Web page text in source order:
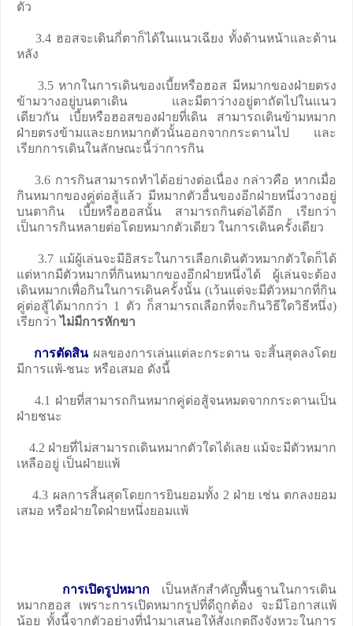
ตัว
3.4 ฮอสจะเดินกี่ตาก็ได้ในแนวเฉียง ทั้งด้านหน้าและด้าน
หลัง
3.5 หากในการเดินของเบี้ยหรือฮอส มีหมากของฝ่ายตรง
ข้ามวางอยู่บนตาเดิน และมีตาว่างอยู่ตาถัดไปในแนว
เดียวกัน เบี้ยหรือฮอสของฝ่ายที่เดิน สามารถเดินข้ามหมาก
ฝ่ายตรงข้ามและยกหมากตัวนั้นออกจากกระดานไป และ
เรียกการเดินในลักษณะนี้ว่าการกิน
3.6 การกินสามารถทำได้อย่างต่อเนื่อง กล่าวคือ หากเมื่อ
กินหมากของคู่ต่อสู้แล้ว มีหมากตัวอื่นของอีกฝ่ายหนึ่งวางอยู่
บนตากิน เบี้ยหรือฮอสนั้น สามารถกินต่อได้อีก เรียกว่า
เป็นการกินหลายต่อโดยหมากตัวเดียว ในการเดินครั้งเดียว
3.7 แม้ผู้เล่นจะมีอิสระในการเลือกเดินตัวหมากตัวใดก็ได้
แต่หากมีตัวหมากที่กินหมากของอีกฝ่ายหนึ่งได้ ผู้เล่นจะต้อง
เดินหมากเพื่อกินในการเดินครั้งนั้น (เว้นแต่จะมีตัวหมากที่กิน
คู่ต่อสู้ได้มากกว่า 1 ตัว ก็สามารถเลือกที่จะกินวิธีใดวิธีหนึ่ง)
เรียกว่าไม่มีการหักขา
การตัดสิน ผลของการเล่นแต่ละกระดาน จะสิ้นสุดลงโดย
มีการแพ้-ชนะ หรือเสมอ ดังนี้
4.1 ฝ่ายที่สามารถกินหมากคู่ต่อสู้จนหมดจากกระดานเป็น
ฝ่ายชนะ
4.2 ฝ่ายที่ไม่สามารถเดินหมากตัวใดได้เลย แม้จะมีตัวหมาก
เหลืออยู่ เป็นฝ่ายแพ้
4.3 ผลการสิ้นสุดโดยการยินยอมทั้ง 2 ฝ่าย เช่น ตกลงยอม
เสมอ หรือฝ่ายใดฝ่ายหนึ่งยอมแพ้
การเปิดรูปหมาก เป็นหลักสำคัญพื้นฐานในการเดิน
หมากฮอส เพราะการเปิดหมากรูปที่ดีถูกต้อง จะมีโอกาสแพ้
น้อย ทั้งนี้จากตัวอย่างที่นำมาเสนอให้สังเกตถึงจังหวะในการ